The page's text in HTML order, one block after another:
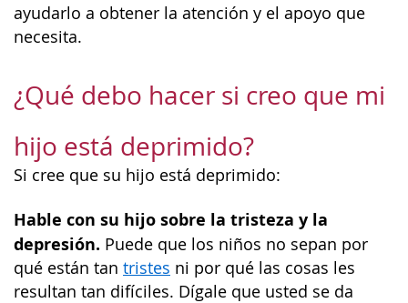
ayudarlo a obtener la atención y el apoyo que
necesita.
¿Qué debo hacer si creo que mi
hijo está deprimido?
Si cree que su hijo está deprimido:
Hable con su hijo sobre la tristeza y la
depresión. Puede que los niños no sepan por
qué están tan tristes ni por qué las cosas les
resultan tan difíciles. Dígale que usted se da